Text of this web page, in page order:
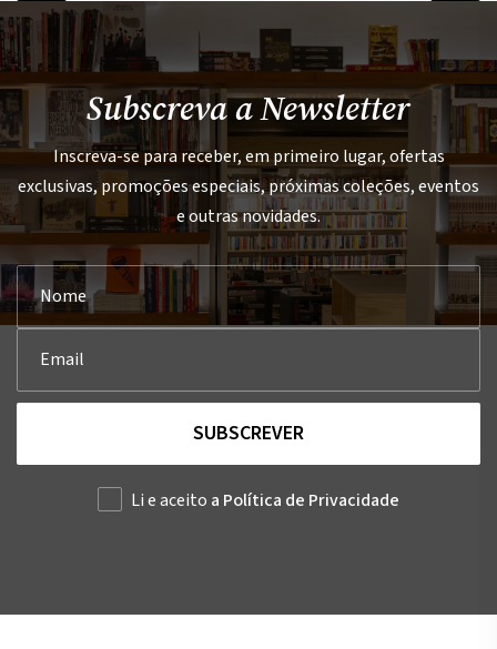
Subscreva a Newsletter
Inscreva-se para receber, em primeiro lugar, ofertas
exclusivas, promoções especiais, próximas coleções, eventos
e outras novidades.
SUBSCREVER
Li e aceito a Política de Privacidade